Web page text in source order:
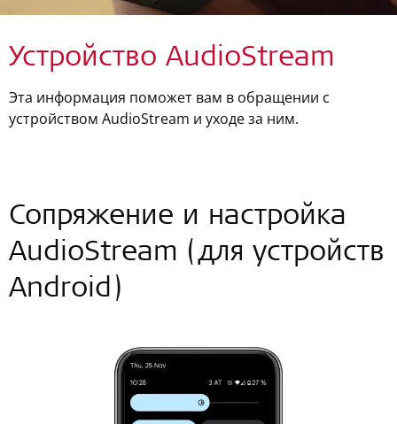
Устройство AudioStream
Эта информация поможет вам в обращении с
устройством AudioStream и уходе за ним.
Сопряжение и настройка
AudioStream (для устройств
Android)